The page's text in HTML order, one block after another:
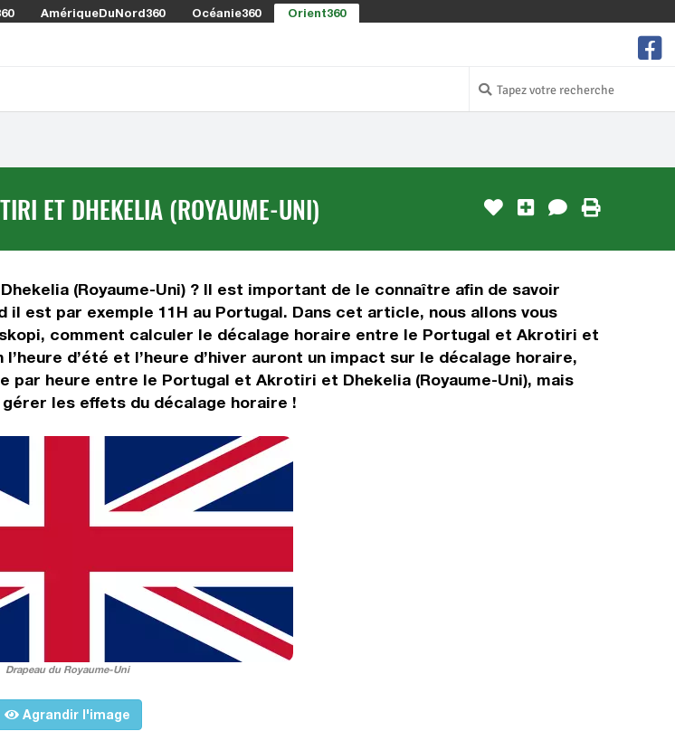
AmériqueDuNord360 Océanie360 Orient360
ET DHEKELIA (ROYAUME-UNI)
(Royaume-Uni) ? Il est important de le connaître afin de savoir
est par exemple 11H au Portugal. Dans cet article, nous allons vous
comment calculer le décalage horaire entre le Portugal et Akrotiri et
d’été et l’heure d’hiver auront un impact sur le décalage horaire,
heure entre le Portugal et Akrotiri et Dhekelia (Royaume-Uni), mais
les effets du décalage horaire !
Drapeau du Royaume-Uni
Agrandir l'image